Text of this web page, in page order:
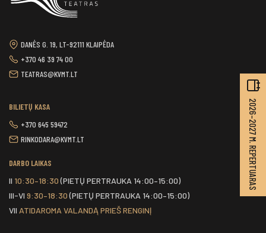
2026–2027 M. REPERTUARAS
DANĖS G. 19, LT-92111 KLAIPĖDA
+370 46 39 74 00
TEATRAS@KVMT.LT
BILIETŲ KASA
+370 645 59472
RINKODARA@KVMT.LT
DARBO LAIKAS
II 10:30–18:30(PIETŲ PERTRAUKA 14:00–15:00)
III-VI 9:30–18:30(PIETŲ PERTRAUKA 14:00–15:00)
VII ATIDAROMA VALANDĄ PRIEŠ RENGINĮ